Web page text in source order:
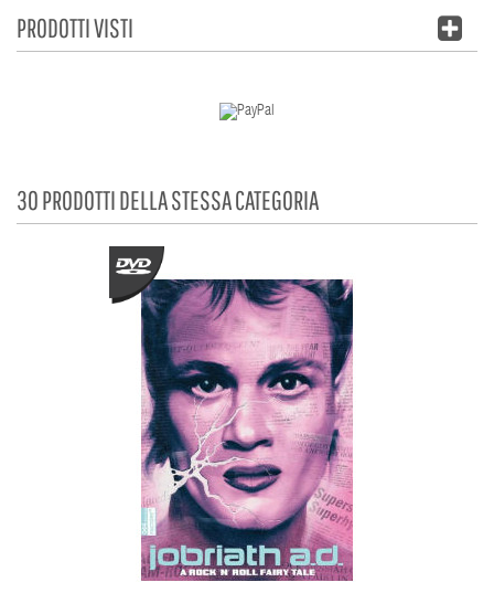
PRODOTTI VISTI
30 PRODOTTI DELLA STESSA CATEGORIA